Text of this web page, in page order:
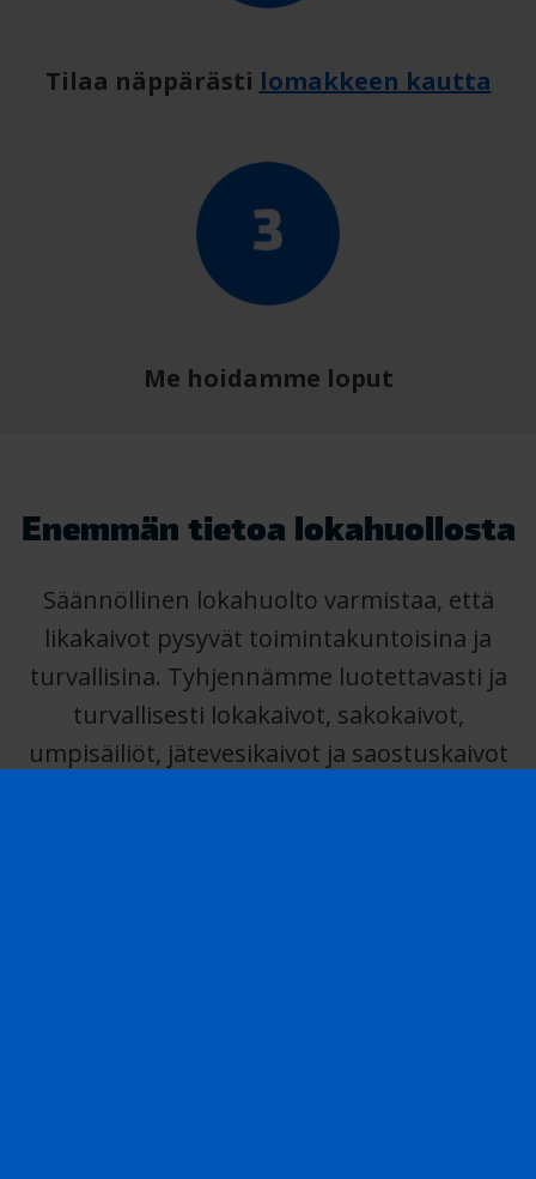
Tilaa näppärästi lomakkeen kautta
Me hoidamme loput
Enemmän tietoa lokahuollosta
Säännöllinen lokahuolto varmistaa, että
likakaivot pysyvät toimintakuntoisina ja
turvallisina. Tyhjennämme luotettavasti ja
turvallisesti lokakaivot, sakokaivot,
umpisäiliöt, jätevesikaivot ja saostuskaivot